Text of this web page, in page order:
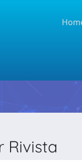
Rivista